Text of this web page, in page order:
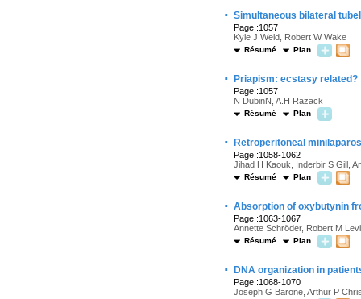
· Simultaneous bilateral
Page :1057
Kyle J Weld, Robert W Wake
Résumé Plan
· Priapism: ecstasy related?
Page :1057
N DubinN, A.H Razack
Résumé Plan
· Retroperitoneal
Page :1058-1062
Jihad H Kaouk, Inderbir S Gill,
Résumé Plan
· Absorption of oxybutynin
Page :1063-1067
Annette Schröder, Robert M
Résumé Plan
· DNA organization in
Page :1068-1070
Joseph G Barone, Arthur P